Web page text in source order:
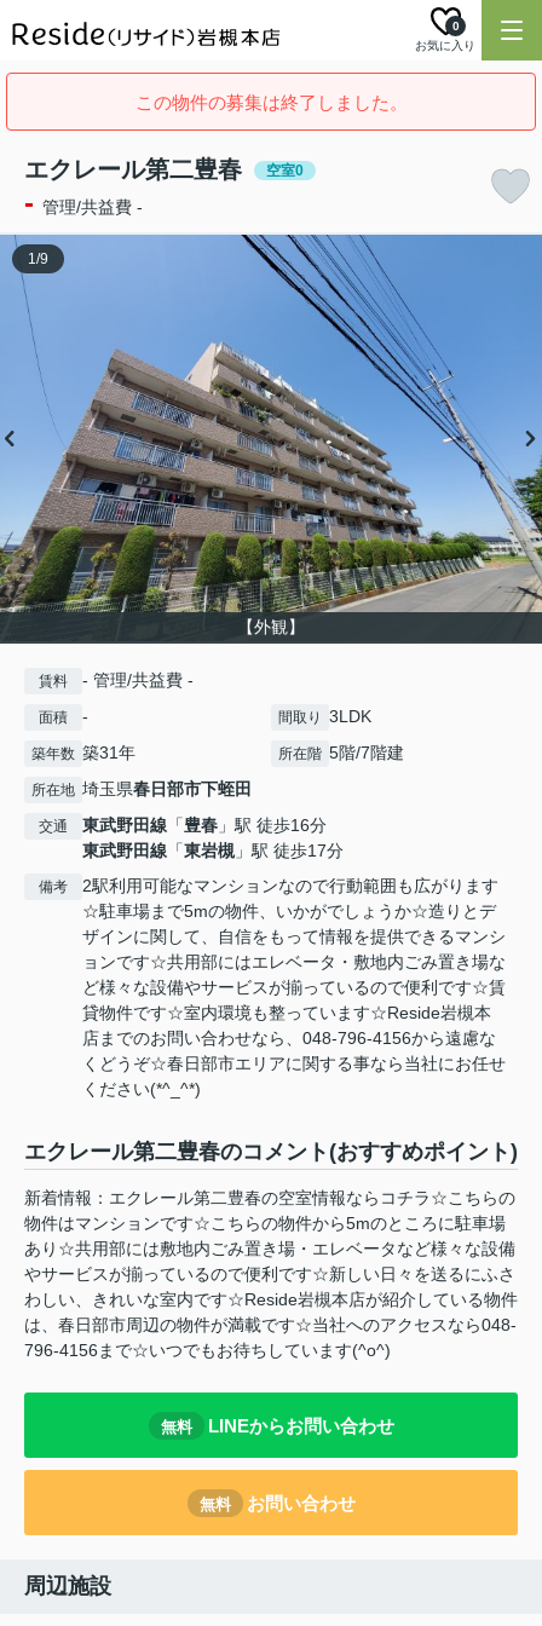
お気に入り
0
この物件の募集は終了しました。
エクレール第二豊春 空室0
- 管理/共益費 -
【外観】
1/9
賃料 - 管理/共益費 -
面積 - 間取り 3LDK
築年数 築31年 所在階 5階/7階建
所在地 埼玉県春日部市下蛭田
交通 東武野田線 「豊春 」駅 徒歩16分
東武野田線 「東岩槻 」駅 徒歩17分
備考
2駅利用可能なマンションなので行動範囲も広がります
☆駐車場まで5mの物件、いかがでしょうか☆造りとデ
ザインに関して、自信をもって情報を提供できるマンシ
ョンです☆共用部にはエレベータ・敷地内ごみ置き場な
ど様々な設備やサービスが揃っているので便利です☆賃
貸物件です☆室内環境も整っています☆Reside岩槻本
店までのお問い合わせなら、048-796-4156から遠慮な
くどうぞ☆春日部市エリアに関する事なら当社にお任せ
ください(*^_^*)
エクレール第二豊春のコメント(おすすめポイント)
新着情報：エクレール第二豊春の空室情報ならコチラ☆こちらの
物件はマンションです☆こちらの物件から5mのところに駐車場
あり☆共用部には敷地内ごみ置き場・エレベータなど様々な設備
やサービスが揃っているので便利です☆新しい日々を送るにふさ
わしい、きれいな室内です☆Reside岩槻本店が紹介している物件
は、春日部市周辺の物件が満載です☆当社へのアクセスなら048-
796-4156まで☆いつでもお待ちしています(^o^)
無料 LINEからお問い合わせ
無料 お問い合わせ
周辺施設